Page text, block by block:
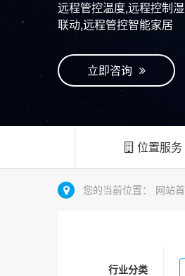
远程管控温度,远程控制
联动,远程管控智能家居
立即咨询
位置服务
您的当前位置： 网站
行业分类